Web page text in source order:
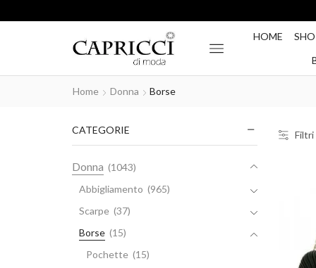
HOME
Home Donna Borse
Filtri
CATEGORIE
Donna (1043)
Abbigliamento (965)
Scarpe (37)
Borse (15)
Pochette (15)